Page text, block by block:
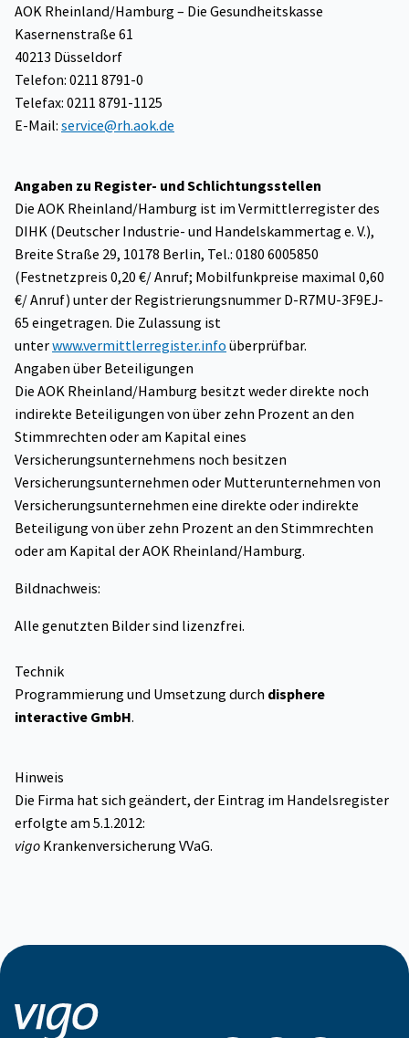
AOK Rheinland/Hamburg – Die Gesundheitskasse
Kasernenstraße 61
40213 Düsseldorf
Telefon: 0211 8791-0
Telefax: 0211 8791-1125
E-Mail: service@rh.aok.de
Angaben zu Register- und Schlichtungsstellen
Die AOK Rheinland/Hamburg ist im Vermittlerregister des
DIHK (Deutscher Industrie- und Handelskammertag e. V.),
Breite Straße 29, 10178 Berlin, Tel.: 0180 6005850
(Festnetzpreis 0,20 €/ Anruf; Mobilfunkpreise maximal 0,60
€/ Anruf) unter der Registrierungsnummer D-R7MU-3F9EJ-
65 eingetragen. Die Zulassung ist
unterwww.vermittlerregister.info überprüfbar.
Angaben über Beteiligungen
Die AOK Rheinland/Hamburg besitzt weder direkte noch
indirekte Beteiligungen von über zehn Prozent an den
Stimmrechten oder am Kapital eines
Versicherungsunternehmens noch besitzen
Versicherungsunternehmen oder Mutterunternehmen von
Versicherungsunternehmen eine direkte oder indirekte
Beteiligung von über zehn Prozent an den Stimmrechten
oder am Kapital der AOK Rheinland/Hamburg.
Bildnachweis:
Alle genutzten Bilder sind lizenzfrei.
Technik
Programmierung und Umsetzung durch disphere
interactive GmbH.
Hinweis
Die Firma hat sich geändert, der Eintrag im Handelsregister
erfolgte am 5.1.2012:
vigo Krankenversicherung VVaG.